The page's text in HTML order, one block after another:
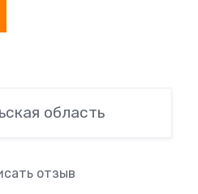
область
отзыв